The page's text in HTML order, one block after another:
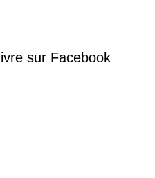
sur Facebook